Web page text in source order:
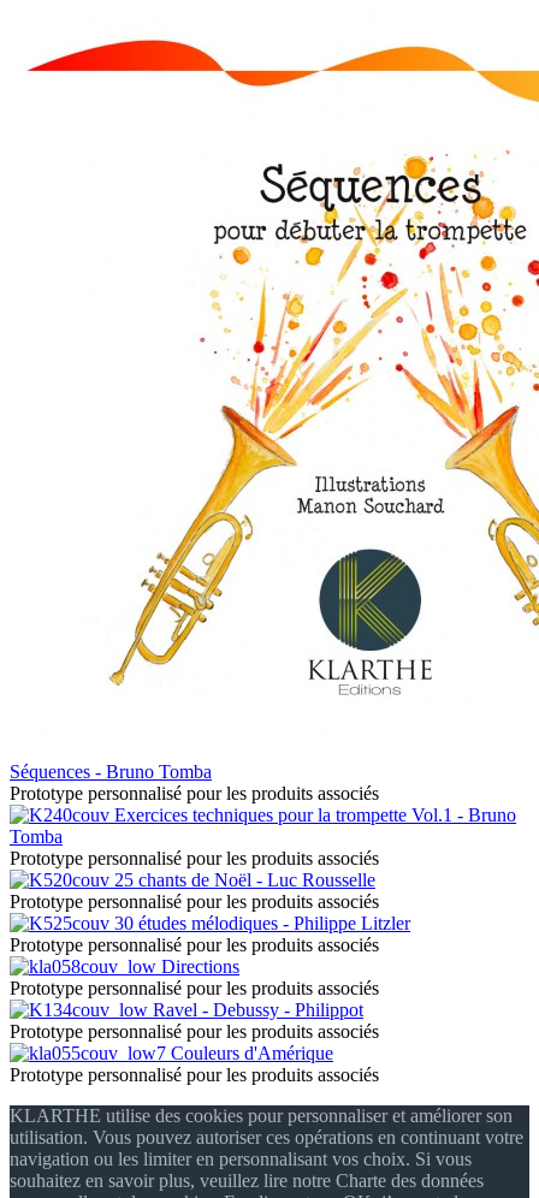
Séquences - Bruno Tomba
Prototype personnalisé pour les produits associés
Exercices techniques pour la trompette Vol.1 - Bruno
Tomba
Prototype personnalisé pour les produits associés
25 chants de Noël - Luc Rousselle
Prototype personnalisé pour les produits associés
30 études mélodiques - Philippe Litzler
Prototype personnalisé pour les produits associés
Directions
Prototype personnalisé pour les produits associés
Ravel - Debussy - Philippot
Prototype personnalisé pour les produits associés
Couleurs d'Amérique
Prototype personnalisé pour les produits associés
KLARTHE utilise des cookies pour personnaliser et améliorer son
utilisation. Vous pouvez autoriser ces opérations en continuant votre
navigation ou les limiter en personnalisant vos choix. Si vous
souhaitez en savoir plus, veuillez lire notre Charte des données